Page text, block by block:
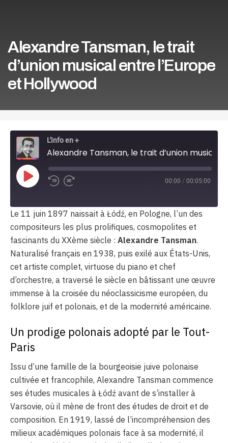
Alexandre Tansman, le trait
d’union musical entre l’Europe
et Hollywood
L'info en +
Play
Episode
00:00 / 00:05:00
Le 11 juin 1897 naissait à Łódź, en Pologne, l’un des
compositeurs les plus prolifiques, cosmopolites et
fascinants du XXème siècle : Alexandre Tansman.
Naturalisé français en 1938, puis exilé aux États-Unis,
cet artiste complet, virtuose du piano et chef
d’orchestre, a traversé le siècle en bâtissant une œuvre
immense à la croisée du néoclassicisme européen, du
folklore juif et polonais, et de la modernité américaine.
Un prodige polonais adopté par le Tout-
Paris
Issu d’une famille de la bourgeoisie juive polonaise
cultivée et francophile, Alexandre Tansman commence
ses études musicales à Łódź avant de s’installer à
Varsovie, où il mène de front des études de droit et de
composition. En 1919, lassé de l’incompréhension des
milieux académiques polonais face à sa modernité, il